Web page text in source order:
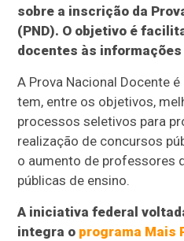
sobre a inscrição da
(PND). O objetivo é
docentes às
A Prova Nacional Docente
tem, entre os objetivos,
processos seletivos para
realização de concursos
o aumento de professores
públicas de ensino.
A iniciativa federal
integra o programa Mais